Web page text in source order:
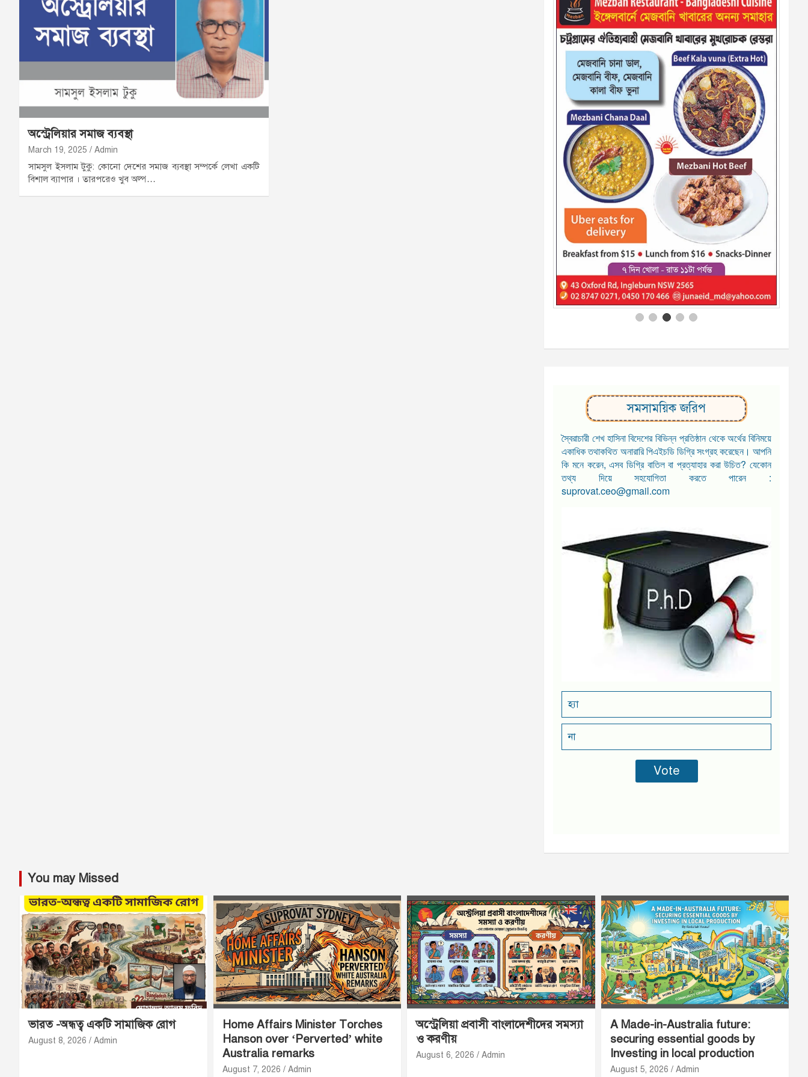
অস্ট্রেলিয়ার সমাজ ব্যবস্থা
March 19, 2025 Admin
সামসুল ইসলাম টুকু: কোনো দেশের সমাজ ব্যবস্থা সম্পর্কে লেখা একটি
বিশাল ব্যাপার । তারপরেও খুব অল্প…
সমসাময়িক জরিপ
স্বৈরাচারী শেখ হাসিনা বিদেশের বিভিন্ন প্রতিষ্ঠান থেকে অর্থের বিনিময়ে
একাধিক তথাকথিত অনারারি পিএইচডি ডিগ্রি সংগ্রহ করেছেন। আপনি
কি মনে করেন, এসব ডিগ্রি বাতিল বা প্রত্যাহার করা উচিত? যেকোন
তথ্য দিয়ে সহযোগিতা করতে পারেন :
suprovat.ceo@gmail.com
হ্যা
না
You may Missed
ভারত -অন্ধত্ব একটি সামাজিক রোগ
August 8, 2026 Admin
Home Affairs Minister Torches
Hanson over ‘Perverted’ white
Australia remarks
August 7, 2026 Admin
অস্ট্রেলিয়া প্রবাসী বাংলাদেশীদের সমস্যা
ও করণীয়
August 6, 2026 Admin
A Made-in-Australia future:
securing essential goods by
Investing in local production
August 5, 2026 Admin